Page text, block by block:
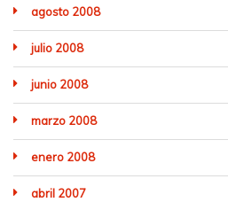
agosto 2008
julio 2008
junio 2008
marzo 2008
enero 2008
abril 2007